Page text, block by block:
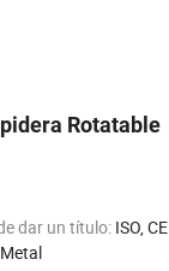
Rotatable
dar un título: ISO, CE
Metal